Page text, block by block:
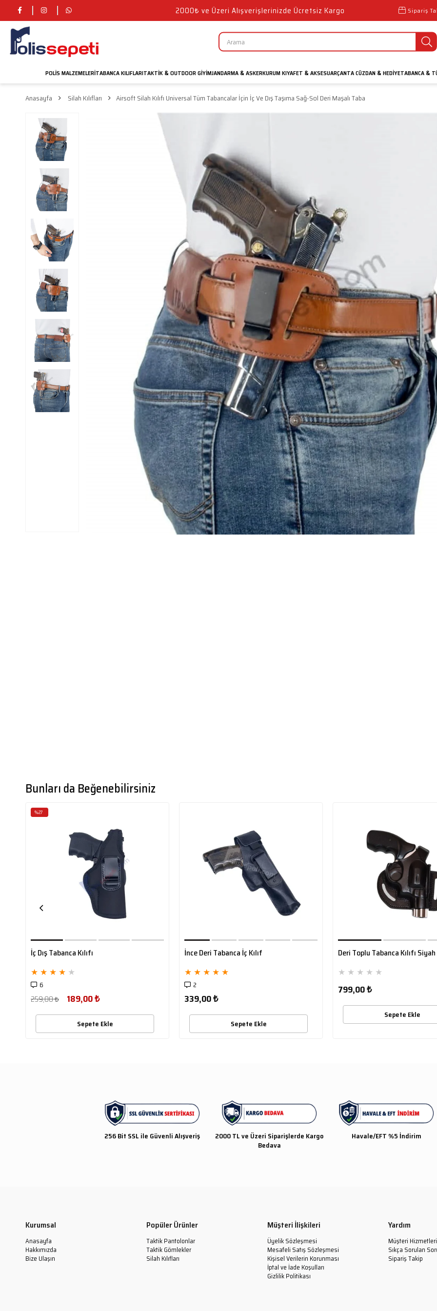
2000₺ ve Üzeri Alışverişlerinizde Ücretsiz Kargo Sipariş
POLIS MALZEMELERITABANCA KILIFLARITAKTIK &OUTDOOR GIYIMJANDARMA &ASKERKURUM KIYAFET &AKSESUARÇANTA CÜZDAN &HEDIYETABANCA &
Anasayfa Silah Kılıfları Airsoft Silah Kılıfı Universal Tüm Tabancalar İçin İç Ve Dış Taşıma Sağ-Sol Deri Maşalı Taba
Bunları da Beğenebilirsiniz
İç Dış Tabanca Kılıfı
★ ★ ★ ★ ★
6
189,00 ₺
259,00 ₺
Sepete Ekle
%27
İnce Deri Tabanca İç Kılıf
★ ★ ★ ★ ★
2
339,00 ₺
Sepete Ekle
Deri Toplu Tabanca Kılıfı Siyah
★ ★ ★ ★ ★
799,00 ₺
Sepete Ekle
256 Bit SSL ile Güvenli Alışveriş
2000 TL ve Üzeri Siparişlerde Kargo
Bedava
Havale/EFT %5 İndirim
Kurumsal
Anasayfa
Hakkımızda
Bize Ulaşın
Popüler Ürünler
Taktik Pantolonlar
Taktik Gömlekler
Silah Kılıfları
Müşteri İlişkileri
Üyelik Sözleşmesi
Mesafeli Satış Sözleşmesi
Kişisel Verilerin Korunması
İptal ve İade Koşulları
Gizlilik Politikası
Yardım
Müşteri Hizmetleri
Sıkça Sorulan
Sipariş Takip